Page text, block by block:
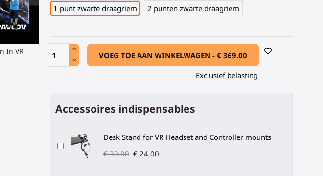
In VR
1 punt zwarte draagriem
2 punten zwarte draagriem
VOEG TOE AAN WINKELWAGEN -€ 369.00
Exclusief belasting
Accessoires indispensables
Desk Stand for VR Headset and Controller mounts
€ 30.00 € 24.00